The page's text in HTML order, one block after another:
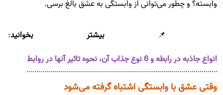
وابسته؟ و چطور می‌توانی از وابستگی به عشق بالغ برسی.
📌 بیشتر بخوانید:
انواع جاذبه در رابطه و 6 نوع جذاب آن، نحوه تاثیر آنها در روابط
وقتی عشق با وابستگی اشتباه گرفته می‌شود